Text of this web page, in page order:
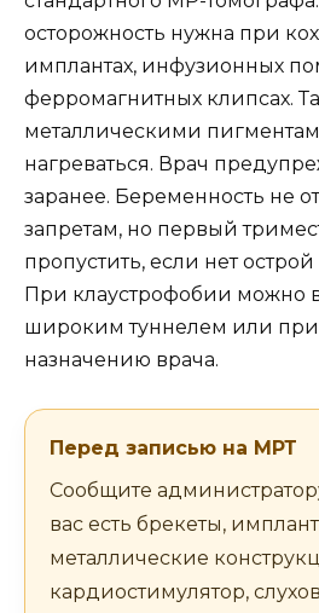
осторожность нужна при
имплантах, инфузионных
ферромагнитных клипсах.
металлическими
нагреваться. Врач
заранее. Беременность не
запретам, но первый
пропустить, если нет
При клаустрофобии можно
широким туннелем или
назначению врача.
Перед записью на МРТ
Сообщите
вас есть брекеты,
металлические
кардиостимулятор,